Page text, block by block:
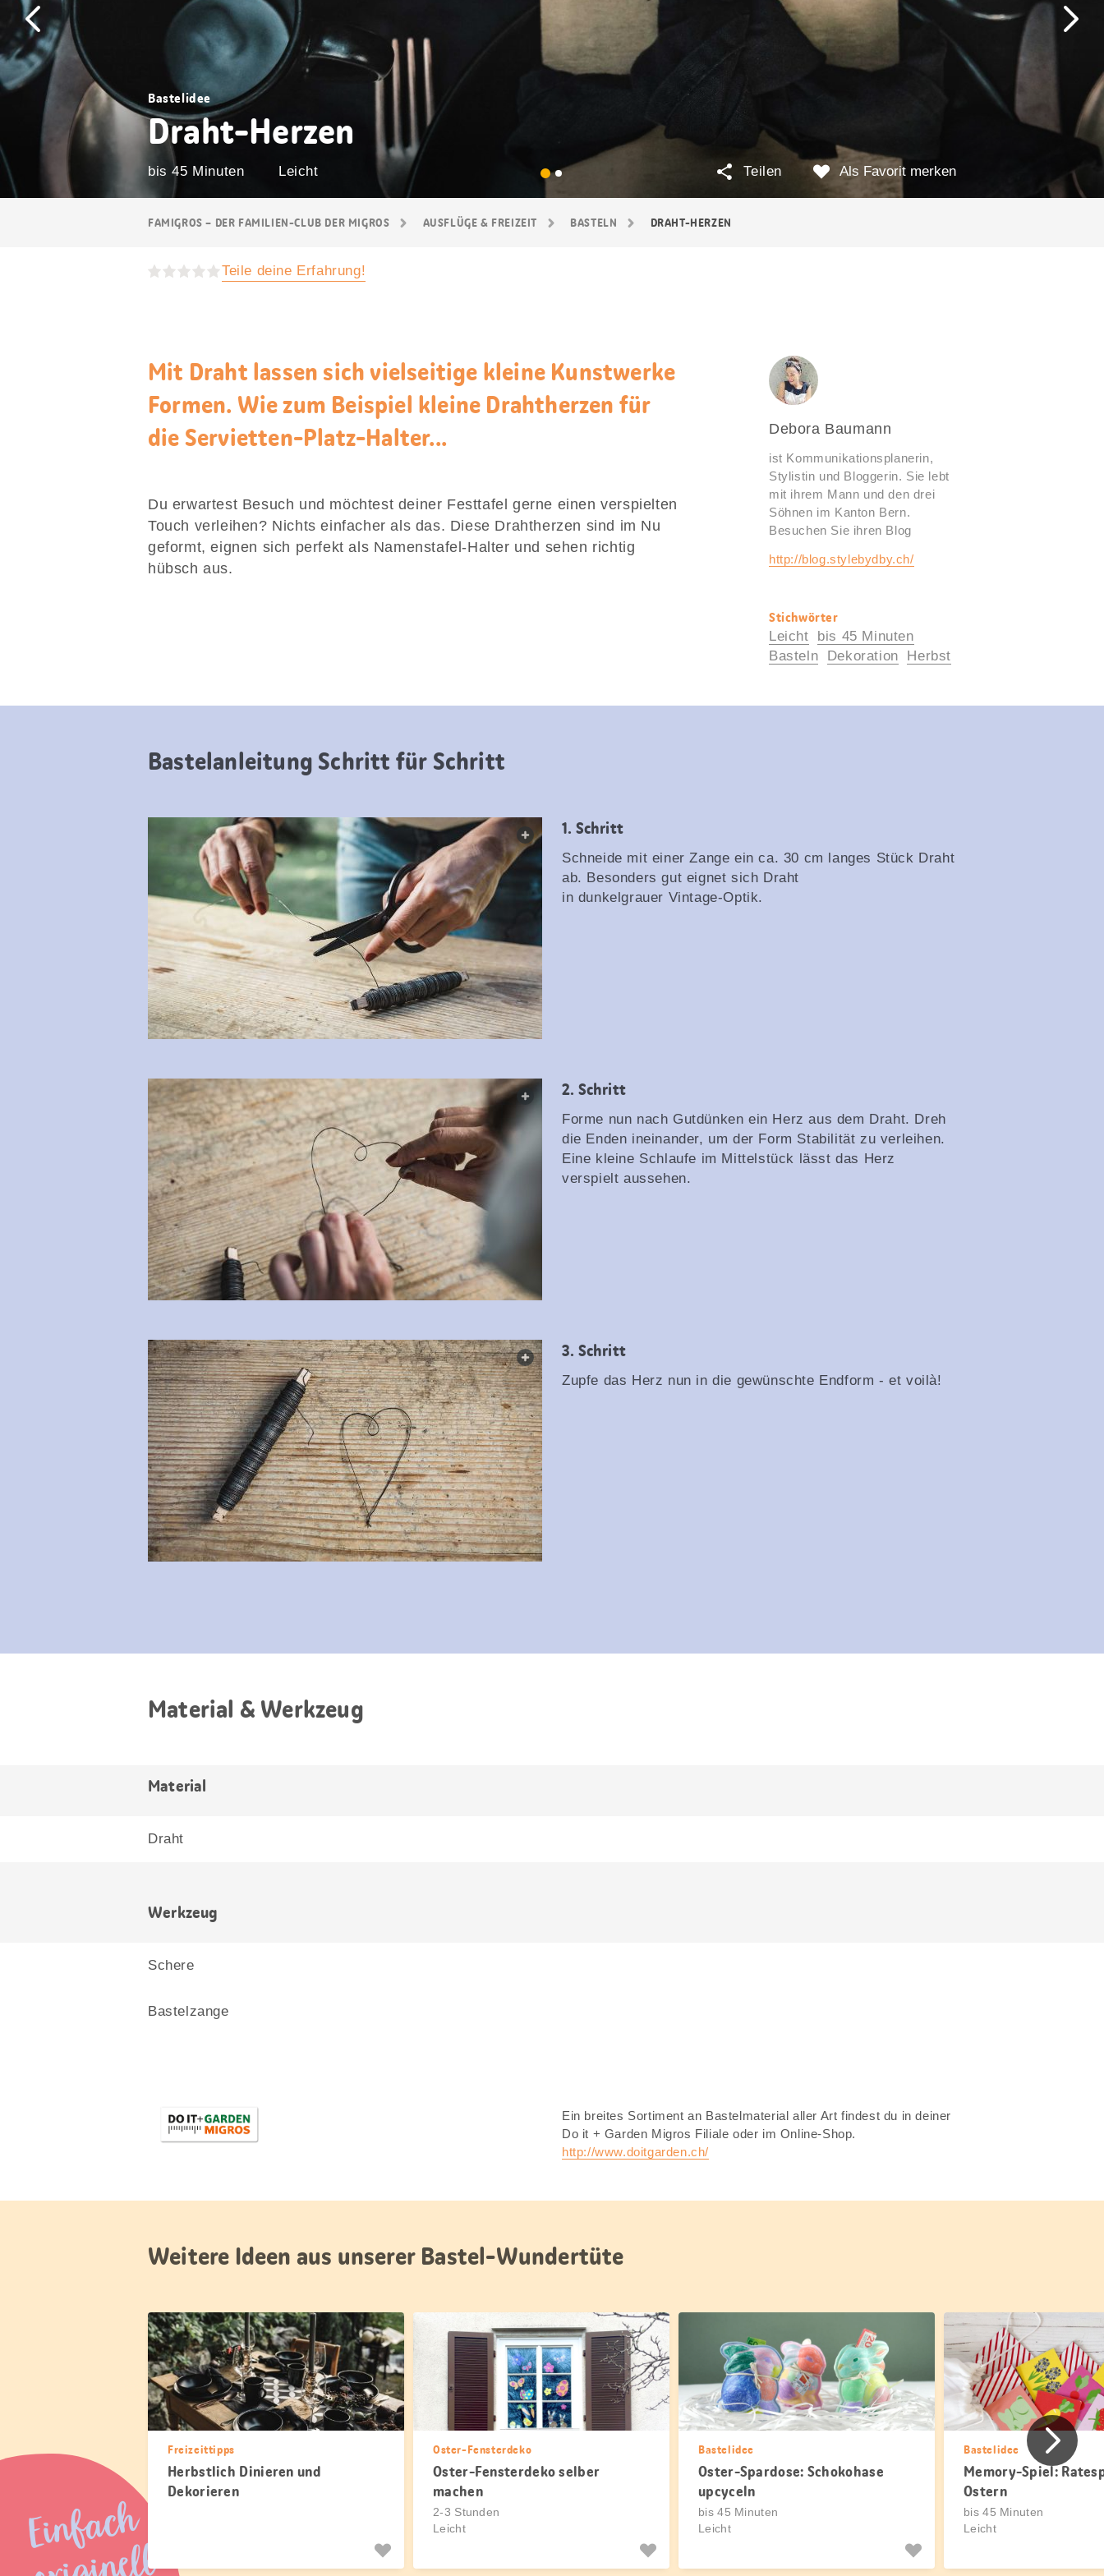
FAMIGROS – DER FAMILIEN-CLUB DER MIGROS AUSFLÜGE & FREIZEIT BASTELN DRAHT-HERZEN
Teile deine Erfahrung!
Bastelidee
Draht-Herzen
bis 45 Minuten Leicht Als Favorit merken
Teilen
Mit Draht lassen sich vielseitige kleine Kunstwerke
Formen. Wie zum Beispiel kleine Drahtherzen für
die Servietten-Platz-Halter...
Du erwartest Besuch und möchtest deiner Festtafel gerne einen verspielten
Touch verleihen? Nichts einfacher als das. Diese Drahtherzen sind im Nu
geformt, eignen sich perfekt als Namenstafel-Halter und sehen richtig
hübsch aus.
Debora Baumann
ist Kommunikationsplanerin,
Stylistin und Bloggerin. Sie lebt
mit ihrem Mann und den drei
Söhnen im Kanton Bern.
Besuchen Sie ihren Blog
http://blog.stylebydby.ch/
Nützliche
Informationen
Stichwörter
Leicht
bis 45 Minuten
Basteln
Dekoration Herbst
Bastelanleitung Schritt für Schritt
web.lightbox.openLink
1. Schritt
Schneide mit einer Zange ein ca. 30 cm langes Stück Draht
ab. Besonders gut eignet sich Draht
in dunkelgrauer Vintage-Optik.
web.lightbox.openLink
2. Schritt
Forme nun nach Gutdünken ein Herz aus dem Draht. Dreh
die Enden ineinander, um der Form Stabilität zu verleihen.
Eine kleine Schlaufe im Mittelstück lässt das Herz
verspielt aussehen.
web.lightbox.openLink
3. Schritt
Zupfe das Herz nun in die gewünschte Endform - et voilà!
Material & Werkzeug
Material
Draht
Werkzeug
Schere
Bastelzange
Ein breites Sortiment an Bastelmaterial aller Art findest du in deiner
Do it + Garden Migros Filiale oder im Online-Shop.
http://www.doitgarden.ch/
Weitere Ideen aus unserer Bastel-Wundertüte
Freizeittipps
Herbstlich Dinieren und
Dekorieren
Oster-Fensterdeko
Oster-Fensterdeko selber
machen
2-3 Stunden
Leicht
Bastelidee
Oster-Spardose: Schokohase
upcyceln
bis 45 Minuten
Leicht
Bastelidee
Memory-Spiel:
Ostern
bis 45 Minuten
Leicht
Vorher
Einfach